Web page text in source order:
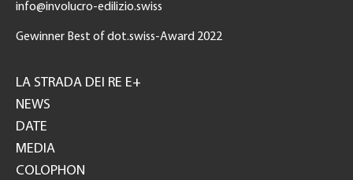
info@involucro-edilizio.swiss
Gewinner Best of dot.swiss-Award 2022
GH
LA STRADA DEI RE E+
NEWS
DATE
MEDIA
COLOPHON